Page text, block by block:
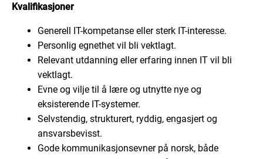
Kvalifikasjoner
Generell IT-kompetanse eller sterk IT-interesse.
Personlig egnethet vil bli vektlagt.
Relevant utdanning eller erfaring innen IT vil bli
vektlagt.
Evne og vilje til å lære og utnytte nye og
eksisterende IT-systemer.
Selvstendig, strukturert, ryddig, engasjert og
ansvarsbevisst.
Gode kommunikasjonsevner på norsk, både